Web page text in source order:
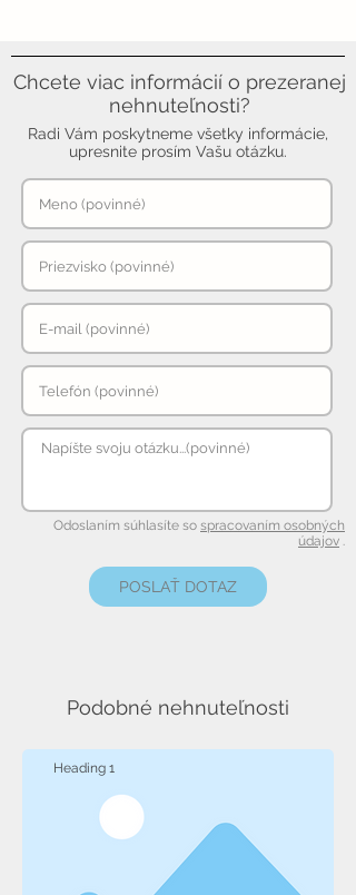
Chcete viac informácií o prezeranej
nehnuteľnosti?
Radi Vám poskytneme všetky informácie,
upresnite prosím Vašu otázku.
Odoslaním súhlasíte so spracovaním osobných
údajov .
POSLAŤ DOTAZ
Podobné nehnuteľnosti
Heading 1